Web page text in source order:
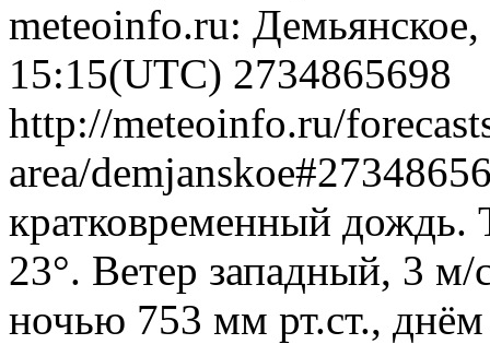
meteoinfo.ru:
15:15(UTC) 2734865698
http://meteoinfo.ru/
area/
кратковременный дождь.
23°. Ветер западный, 3
ночью 753 мм рт.ст.,